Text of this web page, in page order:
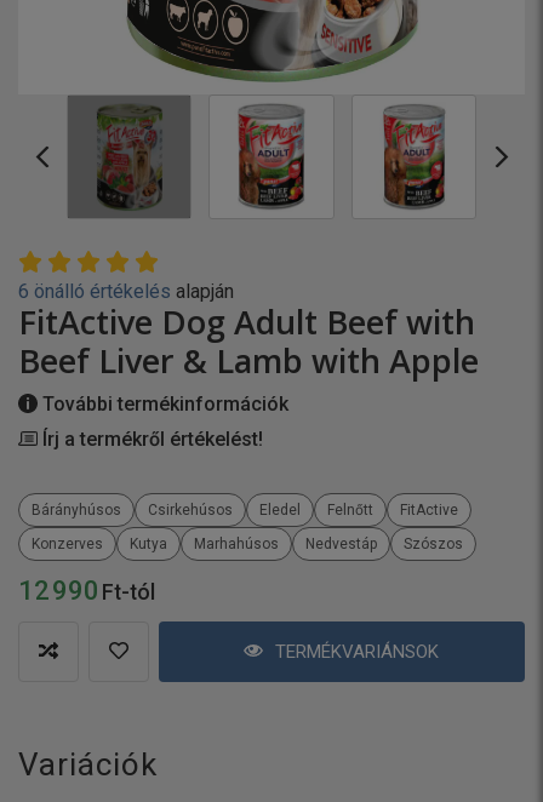
6 önálló értékelés alapján
FitActive Dog Adult Beef with
Beef Liver & Lamb with Apple
12 990 Ft-tól
TERMÉKVARIÁNSOK
További termékinformációk
Írj a termékről értékelést!
Bárányhúsos Csirkehúsos Eledel Felnőtt
FitActive
Konzerves
Kutya Marhahúsos Nedvestáp Szószos
Variációk